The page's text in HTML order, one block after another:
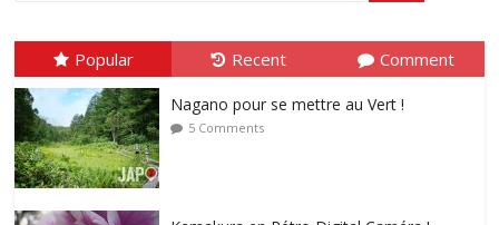
Popular Recent Comment
Nagano pour se mettre au Vert !
5 Comments